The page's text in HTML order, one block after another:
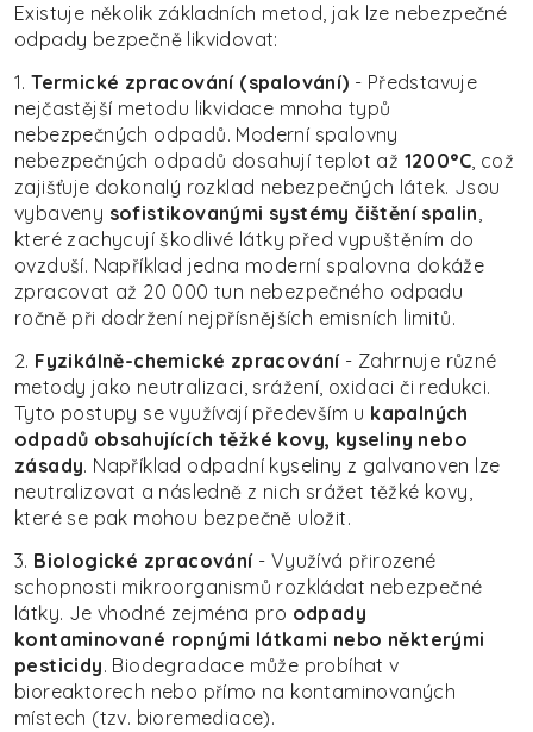
Existuje několik základních metod, jak lze nebezpečné
odpady bezpečně likvidovat:
1.Termické zpracování (spalování) - Představuje
nejčastější metodu likvidace mnoha typů
nebezpečných odpadů. Moderní spalovny
nebezpečných odpadů dosahují teplot až 1200°C, což
zajišťuje dokonalý rozklad nebezpečných látek. Jsou
vybaveny sofistikovanými systémy čištění spalin,
které zachycují škodlivé látky před vypuštěním do
ovzduší. Například jedna moderní spalovna dokáže
zpracovat až 20 000 tun nebezpečného odpadu
ročně při dodržení nejpřísnějších emisních limitů.
2. Fyzikálně-chemické zpracování- Zahrnuje různé
metody jako neutralizaci, srážení, oxidaci či redukci.
Tyto postupy se využívají především u kapalných
odpadů obsahujících těžké kovy, kyseliny nebo
zásady. Například odpadní kyseliny z galvanoven lze
neutralizovat a následně z nich srážet těžké kovy,
které se pak mohou bezpečně uložit.
3. Biologické zpracování- Využívá přirozené
schopnosti mikroorganismů rozkládat nebezpečné
látky. Je vhodné zejména pro odpady
kontaminované ropnými látkami nebo některými
pesticidy. Biodegradace může probíhat v
bioreaktorech nebo přímo na kontaminovaných
místech (tzv. bioremediace).